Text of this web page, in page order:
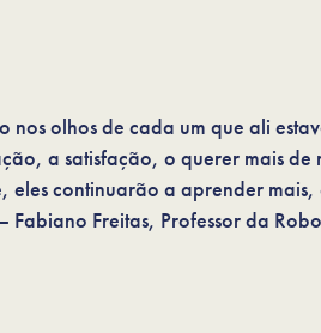
olhos de cada um que ali
a satisfação, o querer mais de
continuarão a aprender
Fabiano Freitas, Professor da